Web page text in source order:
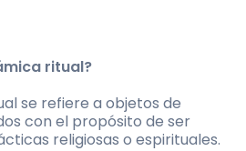
ritual?
se refiere a objetos de
con el propósito de ser
religiosas o espirituales.